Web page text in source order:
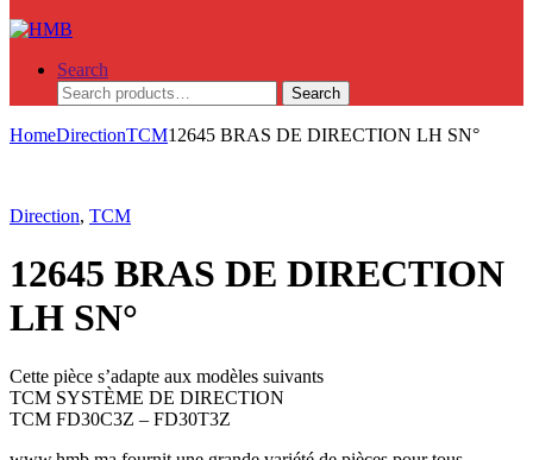
Search
Search
for:
Search
HomeDirectionTCM12645 BRAS DE DIRECTION LH SN°
Direction, TCM
12645 BRAS DE DIRECTION
LH SN°
Cette pièce s’adapte aux modèles suivants
TCM SYSTÈME DE DIRECTION
TCM FD30C3Z – FD30T3Z